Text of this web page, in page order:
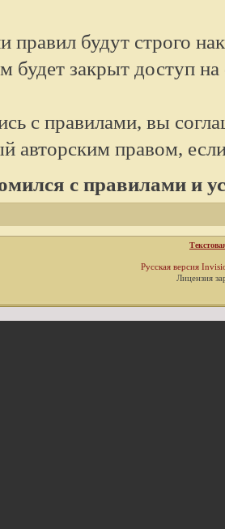
правил будут строго
будет закрыт доступ
с правилами, вы
авторским правом,
с правилами и
Русская версия
Лицензия